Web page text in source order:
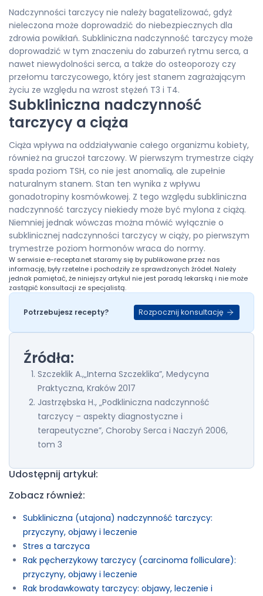
Nadczynności tarczycy nie należy bagatelizować, gdyż
nieleczona może doprowadzić do niebezpiecznych dla
zdrowia powikłań. Subkliniczna nadczynność tarczycy może
doprowadzić w tym znaczeniu do zaburzeń rytmu serca, a
nawet niewydolności serca, a także do osteoporozy czy
przełomu tarczycowego, który jest stanem zagrażającym
życiu ze względu na wzrost stężeń T3 i T4.
Subkliniczna nadczynność
tarczycy a ciąża
Ciąża wpływa na oddziaływanie całego organizmu kobiety,
również na gruczoł tarczowy. W pierwszym trymestrze ciąży
spada poziom TSH, co nie jest anomalią, ale zupełnie
naturalnym stanem. Stan ten wynika z wpływu
gonadotropiny kosmówkowej. Z tego względu subkliniczna
nadczynność tarczycy niekiedy może być mylona z ciążą.
Niemniej jednak wówczas można mówić wyłącznie o
subklinicznej nadczynności tarczycy w ciąży, po pierwszym
trymestrze poziom hormonów wraca do normy.
W serwisie e-recepta.net staramy się by publikowane przez nas
informację, były rzetelne i pochodziły ze sprawdzonych źródeł. Należy
jednak pamiętać, że niniejszy artykuł nie jest poradą lekarską i nie może
zastąpić konsultacji ze specjalistą.
Potrzebujesz recepty? Rozpocznij konsultację
Źródła:
Szczeklik A.,„Interna Szczeklika”, Medycyna
Praktyczna, Kraków 2017
Jastrzębska H., „Podkliniczna nadczynność
tarczycy – aspekty diagnostyczne i
terapeutyczne”, Choroby Serca i Naczyń 2006,
tom 3
Udostępnij artykuł:
Zobacz również:
Subkliniczna (utajona) nadczynność tarczycy:
przyczyny, objawy i leczenie
Stres a tarczyca
Rak pęcherzykowy tarczycy (carcinoma folliculare):
przyczyny, objawy i leczenie
Rak brodawkowaty tarczycy: objawy, leczenie i